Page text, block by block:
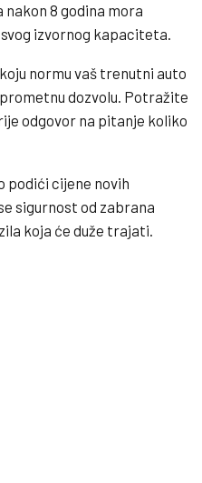
8 godina mora
svog izvornog kapaciteta.
normu vaš trenutni auto
dozvolu. Potražite
odgovor na pitanje koliko
podići cijene novih
sigurnost od zabrana
koja će duže trajati.